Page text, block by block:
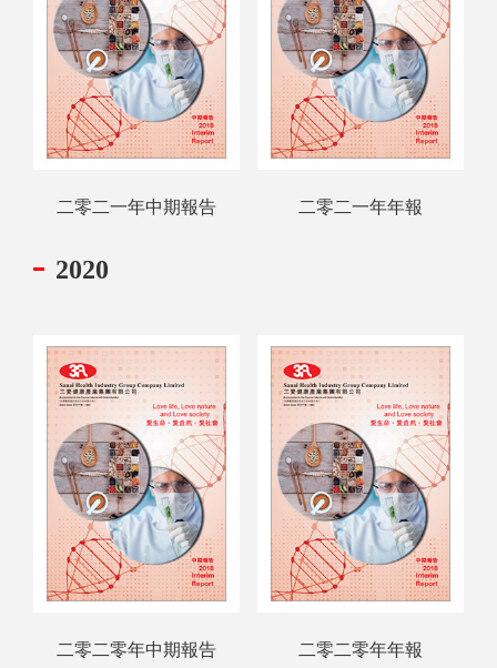
二零二一年中期報告 二零二一年年報
2020
二零二零年中期報告 二零二零年年報